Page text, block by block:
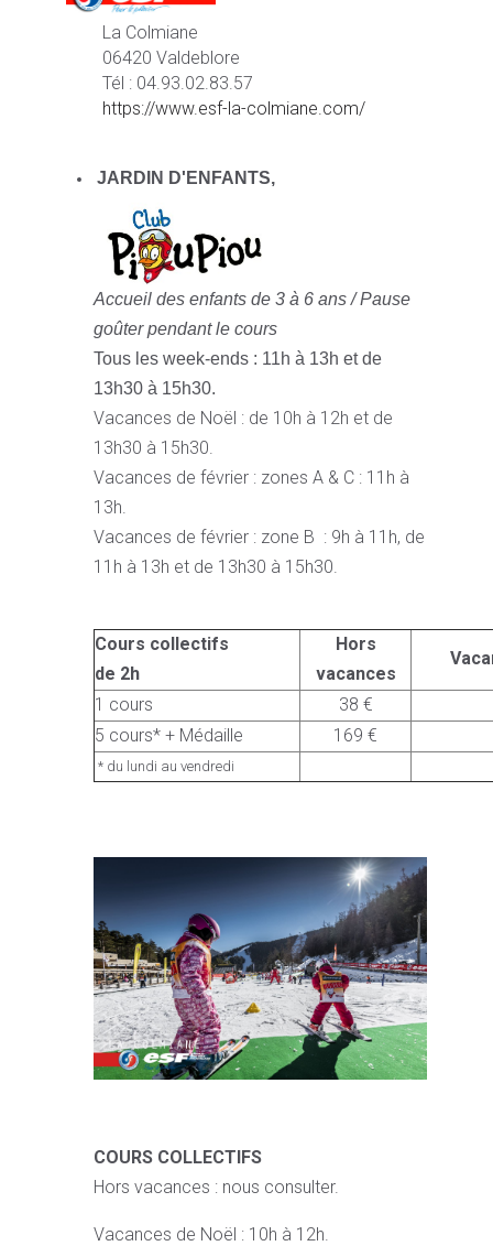
La Colmiane
06420 Valdeblore
Tél : 04.93.02.83.57
https://www.esf-la-colmiane.com/
JARDIN D'ENFANTS,
Accueil des enfants de 3 à 6 ans /Pause
goûter pendant le cours
Tous les week-ends : 11h à 13h et de
13h30 à 15h30.
Vacances de Noël : de 10h à 12h et de
13h30 à 15h30.
Vacances de février : zones A & C : 11h à
13h.
Vacances de février : zone B : 9h à 11h, de
11h à 13h et de 13h30 à 15h30.
Cours collectifs
de 2h
Hors
vacances
1 cours
38 €
5 cours* + Médaille
169 €
* du lundi au vendredi
COURS COLLECTIFS
Hors vacances : nous consulter.
Vacances de Noël : 10h à 12h.